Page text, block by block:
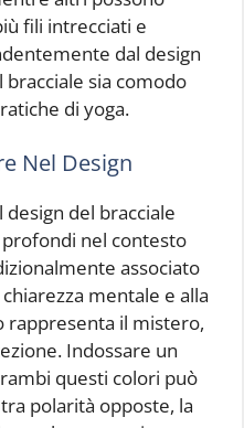
fili intrecciati e
dal design
sia comodo
di yoga.
Nel Design
del bracciale
nel contesto
associato
mentale e alla
il mistero,
Indossare un
questi colori può
polarità opposte, la